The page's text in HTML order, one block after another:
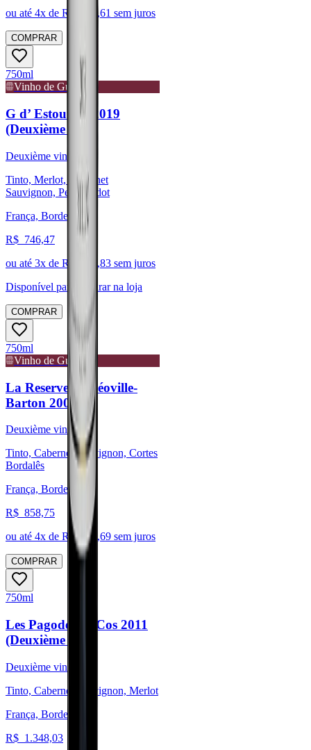
ou até 4x de R$ 226,61 sem juros
COMPRAR
750ml
Vinho de Guarda
G d’ Estournel 2019
(Deuxième vin)
Deuxième vin
Tinto, Merlot, Cabernet
Sauvignon, Petit Verdot
França, Bordeaux
R$ 746,47
ou até 3x de R$ 248,83 sem juros
Disponível para:
Retirar na loja
COMPRAR
750ml
Vinho de Guarda
La Reserve de Léoville-
Barton 2007
Deuxième vin
Tinto, Cabernet Sauvignon, Cortes
Bordalês
França, Bordeaux
R$ 858,75
ou até 4x de R$ 214,69 sem juros
COMPRAR
750ml
Les Pagodes de Cos 2011
(Deuxième vin)
Deuxième vin
Tinto, Cabernet Sauvignon, Merlot
França, Bordeaux
R$ 1.348,03